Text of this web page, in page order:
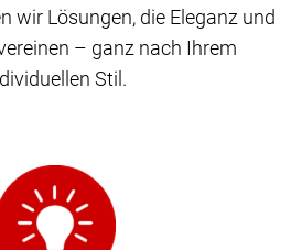
wir Lösungen, die Eleganz und
– ganz nach Ihrem
Stil.